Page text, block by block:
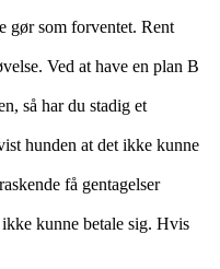
gør som forventet. Rent
Ved at have en plan B
så har du stadig et
hunden at det ikke kunne
få gentagelser
kunne betale sig. Hvis